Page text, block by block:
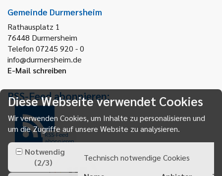
Gemeinde Durmersheim
Rathausplatz 1
76448 Durmersheim
Telefon 07245 920 - 0
info@durmersheim.de
E-Mail schreiben
RSS-Feed abonnieren:
RSS-Feed
abonnieren
Diese Webseite verwendet Cookies
Wir verwenden Cookies, um Inhalte zu personalisieren und
um die Zugriffe auf unsere Website zu analysieren.
Notwendig
(2/3)
Technisch notwendige Cookies